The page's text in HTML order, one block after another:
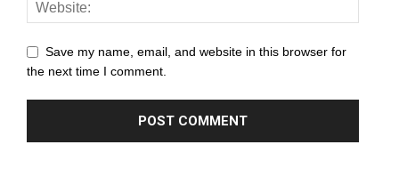
Save my name, email, and website in this browser for
the next time I comment.